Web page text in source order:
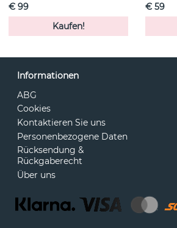
€ 99
Kaufen!
€ 59
Informationen
ABG
Cookies
Kontaktieren Sie uns
Personenbezogene Daten
Rücksendung &
Rückgaberecht
Über uns